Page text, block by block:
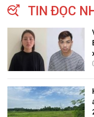
TIN ĐỌC